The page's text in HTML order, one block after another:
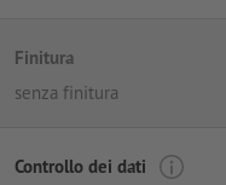
Finitura
senza finitura
Controllo dei dati